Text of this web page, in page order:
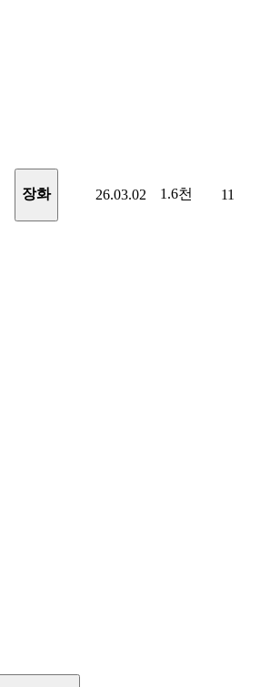
장화 26.03.02 1.6천 11